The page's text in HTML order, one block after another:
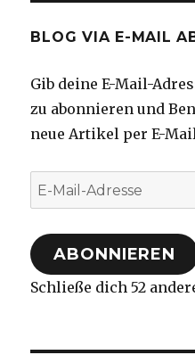
BLOG VIA E-MAIL
Gib deine E-Mail-
zu abonnieren und
neue Artikel per E-
E-
Mail-
Adresse
ABONNIEREN
Schließe dich 52